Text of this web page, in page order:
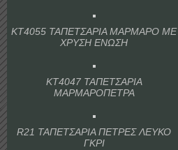
KT4055 ΤΑΠΕΤΣΑΡΙΑ ΜΑΡΜΑΡΟ ΜΕ
ΧΡΥΣΗ ΕΝΩΣΗ
KT4047 ΤΑΠΕΤΣΑΡΙΑ
ΜΑΡΜΑΡΟΠΕΤΡΑ
R21 ΤΑΠΕΤΣΑΡΙΑ ΠΕΤΡΕΣ ΛΕΥΚΟ
ΓΚΡΙ